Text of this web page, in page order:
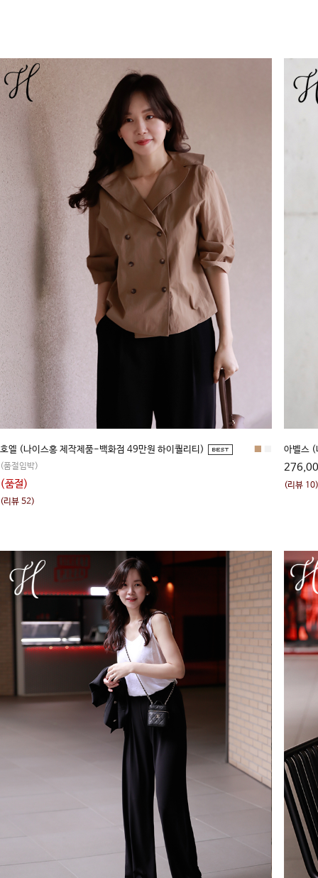
호엘 (나이스홍 제작제품-백화점 49만원 하이퀄리티)
(품절임박)
(품절)
(리뷰 52)
아벨스
(리뷰 10)